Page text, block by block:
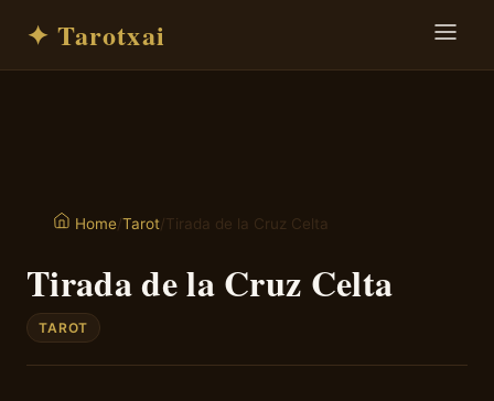
✦ Tarotxai
Home/Tarot/Tirada de la Cruz Celta
Tirada de la Cruz Celta
TAROT